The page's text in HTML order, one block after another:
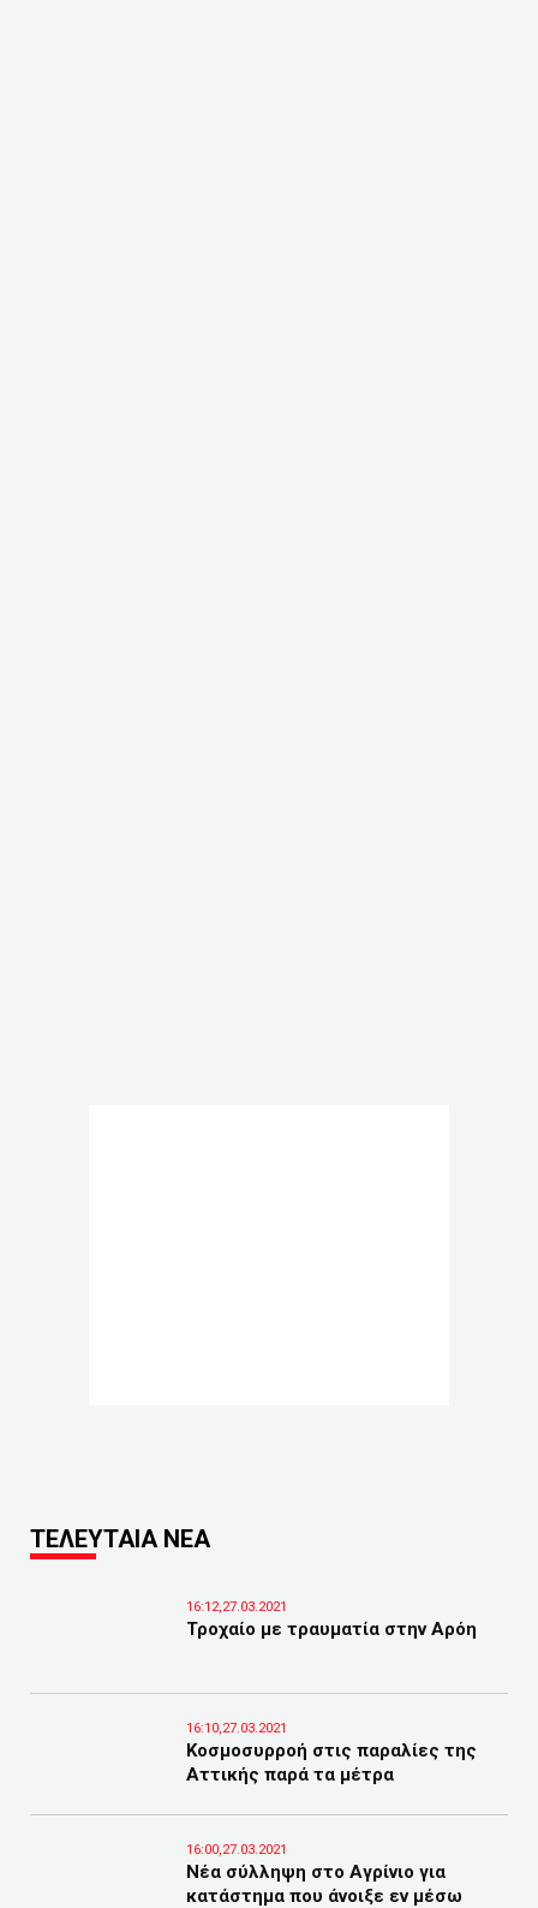
ΤΕΛΕΥΤΑΙΑ ΝΕΑ
16:12,27.03.2021
Τροχαίο με τραυματία στην Αρόη
16:10,27.03.2021
Κοσμοσυρροή στις παραλίες της
Αττικής παρά τα μέτρα
16:00,27.03.2021
Νέα σύλληψη στο Αγρίνιο για
κατάστημα που άνοιξε εν μέσω